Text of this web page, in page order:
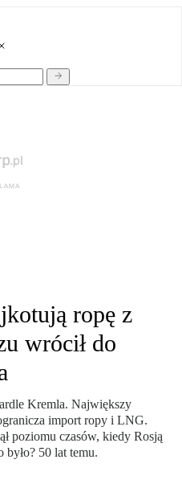
ropę z
wrócił do
Kremla. Największy
import ropy i LNG.
poziomu czasów, kiedy Rosją
50 lat temu.